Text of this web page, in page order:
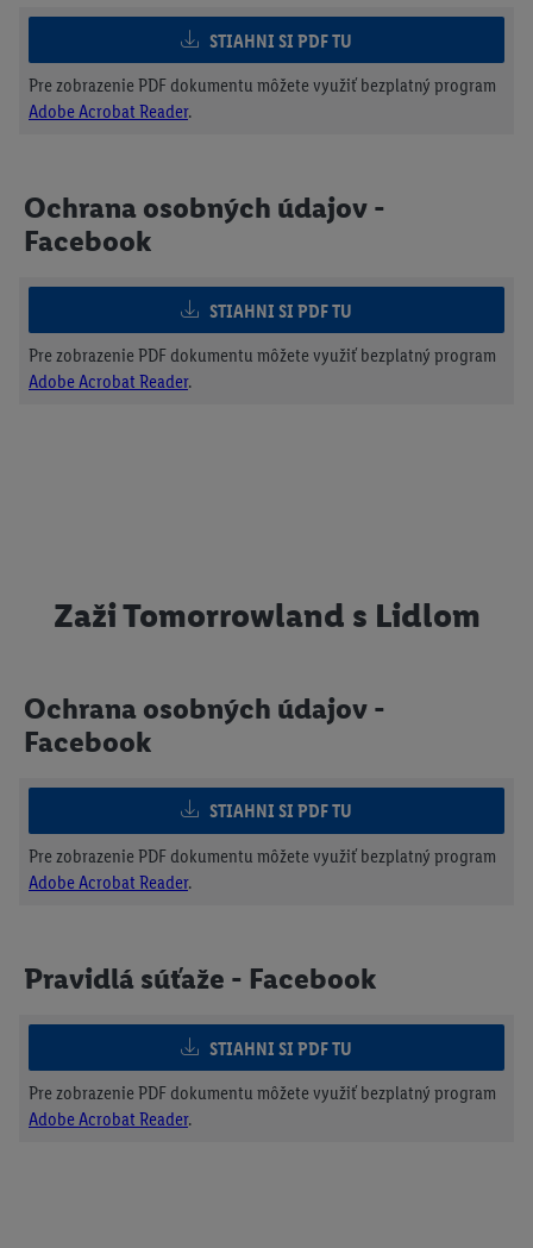
STIAHNI SI PDF TU
Pre zobrazenie PDF dokumentu môžete využiť bezplatný program
Adobe Acrobat Reader.
Ochrana osobných údajov -
Facebook
STIAHNI SI PDF TU
Pre zobrazenie PDF dokumentu môžete využiť bezplatný program
Adobe Acrobat Reader.
Zaži Tomorrowland s Lidlom
Ochrana osobných údajov -
Facebook
STIAHNI SI PDF TU
Pre zobrazenie PDF dokumentu môžete využiť bezplatný program
Adobe Acrobat Reader.
Pravidlá súťaže - Facebook
STIAHNI SI PDF TU
Pre zobrazenie PDF dokumentu môžete využiť bezplatný program
Adobe Acrobat Reader.